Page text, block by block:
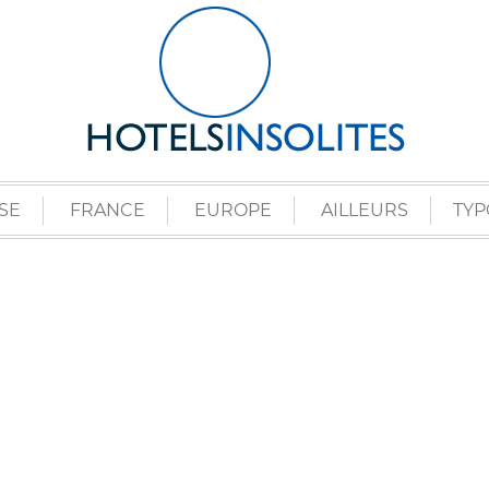
FRANCE EUROPE AILLEURS